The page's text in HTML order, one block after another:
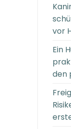
vor
Ein
den